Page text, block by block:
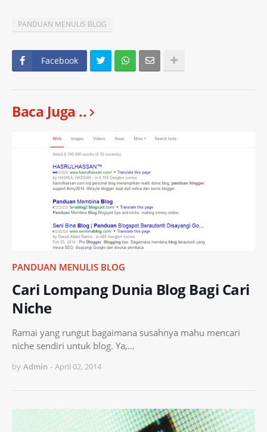
PANDUAN MENULIS BLOG
Facebook
Baca Juga ..
PANDUAN MENULIS BLOG
Cari Lompang Dunia Blog Bagi Cari
Niche
Ramai yang rungut bagaimana susahnya mahu mencari
niche sendiri untuk blog. Ya,…
by Admin - April 02, 2014